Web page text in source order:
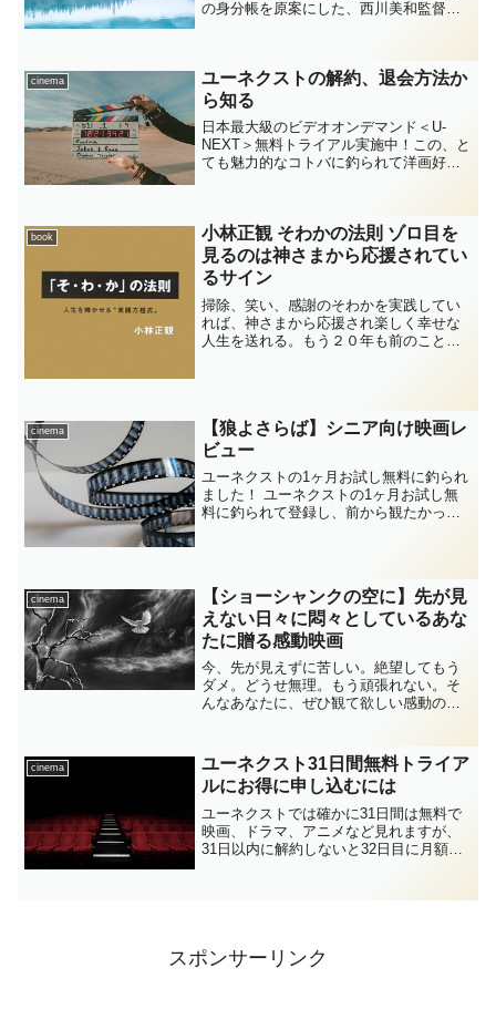
の身分帳を原案にした、西川美和監督に
cinema
ユーネクストの解約、退会方法か
ら知る
日本最大級のビデオオンデマンド＜U-
NEXT＞無料トライアル実施中！この、と
ても魅力的なコトバに釣られて洋画好き
トで３１日間お試し視聴３１日間お試し
で登録して、映画、ド...
book
小林正観 そわかの法則 ゾロ目を
見るのは神さまから応援されてい
るサイン
掃除、笑い、感謝のそわかを実践してい
れば、神さまから応援され楽しく幸せな
人生を送れる。もう２０年も前のことで
cinema
【狼よさらば】シニア向け映画レ
ビュー
ユーネクストの1ヶ月お試し無料に釣られ
ました！ ユーネクストの1ヶ月お試し無
料に釣られて登録し、前から観たかった
味合いでし...
cinema
【ショーシャンクの空に】先が見
えない日々に悶々としているあな
たに贈る感動映画
今、先が見えずに苦しい。絶望してもう
ダメ。どうせ無理。もう頑張れない。そ
んなあなたに、ぜひ観て欲しい感動のス
捨てずに生き通した主人公から、希望を
持つことの大切さを学びます。
cinema
ユーネクスト31日間無料トライア
ルにお得に申し込むには
ユーネクストでは確かに31日間は無料で
映画、ドラマ、アニメなど見れますが、
31日以内に解約しないと32日目に月額料
ー？」ってなメールは来ません。お試し
スポンサーリンク